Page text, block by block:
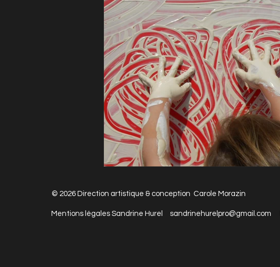
© 2026 Direction artistique & conception Carole Morazin
Mentions légales Sandrine Hurel sandrinehurelpro@gmail.com